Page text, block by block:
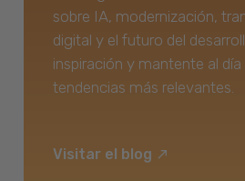
sobre IA, modernización,
digital y el futuro del
inspiración y mantente al día
tendencias más relevantes.
Visitar el blog